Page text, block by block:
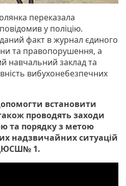
переказала
у поліцію.
факт в журнал єдиного
та правопорушення, а
навчальний заклад та
вибухонебезпечних
встановити
проводять заходи
та порядку з метою
надзвичайних ситуацій
ДЮСШ№ 1.